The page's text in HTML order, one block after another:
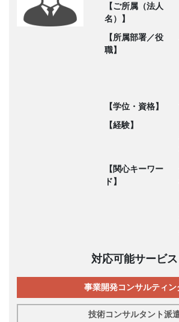
【ご所属（法人
名）】
【所属部署／役
職】
【学位・資格】
【経験】
【関心キーワー
ド】
対応可能サービス
事業開発コンサルティン
技術コンサルタント派